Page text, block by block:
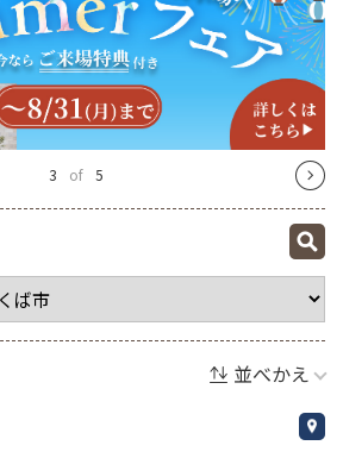
4 of 5
並べかえ